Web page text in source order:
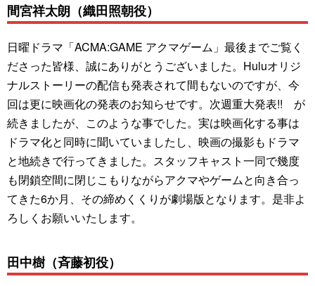
間宮祥太朗（織田照朝役）
日曜ドラマ「ACMA:GAME アクマゲーム」最後までご覧く
ださった皆様、誠にありがとうございました。Huluオリジ
ナルストーリーの配信も発表されて間もないのですが、今
回は更に映画化の発表のお知らせです。次週重大発表!! が
続きましたが、このような事でした。実は映画化する事は
ドラマ化と同時に聞いていましたし、映画の撮影もドラマ
と地続きで行ってきました。スタッフキャスト一同で幾度
も閉鎖空間に閉じこもりながらアクマやゲームと向き合っ
てきた6か月、その締めくくりが劇場版となります。是非よ
ろしくお願いいたします。
田中樹（斉藤初役）